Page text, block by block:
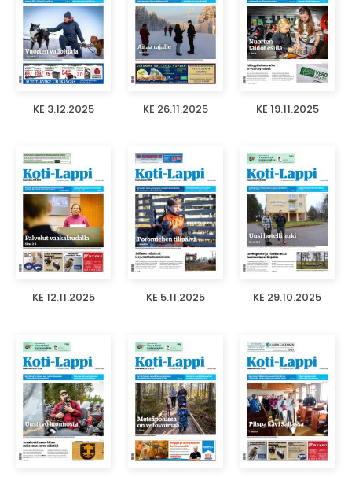
KE 3.12.2025 KE 26.11.2025 KE 19.11.2025
KE 12.11.2025 KE 5.11.2025 KE 29.10.2025